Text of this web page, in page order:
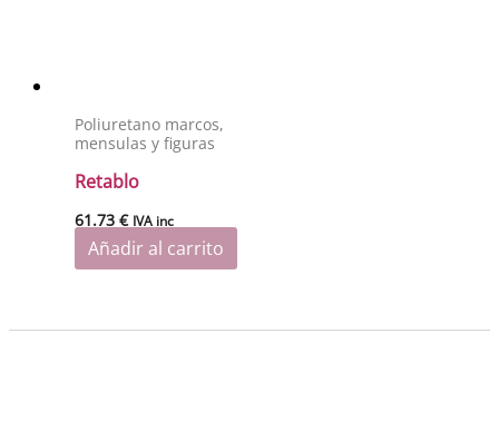
Poliuretano marcos,
mensulas y figuras
Retablo
61.73€ IVA inc
Añadir al carrito